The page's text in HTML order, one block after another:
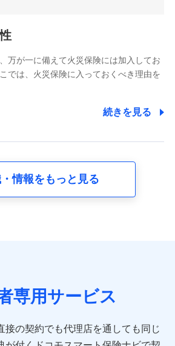
よびお問合せ内容の正確な把握のため
情報
続を実施するため
務、営業情報の提供業務、契約締結手
情報
万が一に備えて火災保険には加入してお
では、火災保険に入っておくべき理由を
続きを見る
情報をもっと見る
専用サービス
接の契約でも代理店を通しても同じ